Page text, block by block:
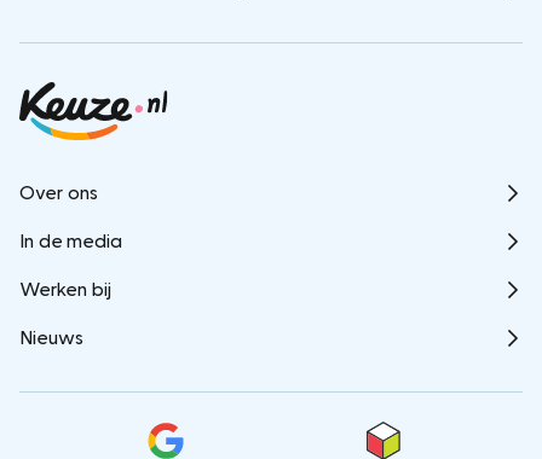
Over ons
In de media
Werken bij
Nieuws